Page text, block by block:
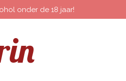
onder de 18 jaar!